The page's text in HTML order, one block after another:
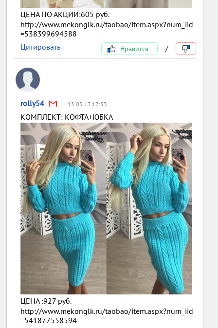
ЦЕНА ПО АКЦИИ:605 руб.
http://www.mekonglk.ru/taobao/item.aspx?num_iid
=538399694588
Цитировать
Нравится /
rolly54 13.03.17 17:53
КОМПЛЕКТ: КОФТА+ЮБКА
ЦЕНА :927 руб.
http://www.mekonglk.ru/taobao/item.aspx?num_iid
=541877558594